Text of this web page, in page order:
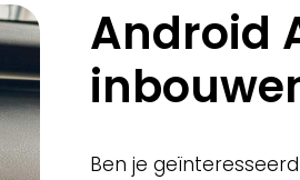
Android
Ben je